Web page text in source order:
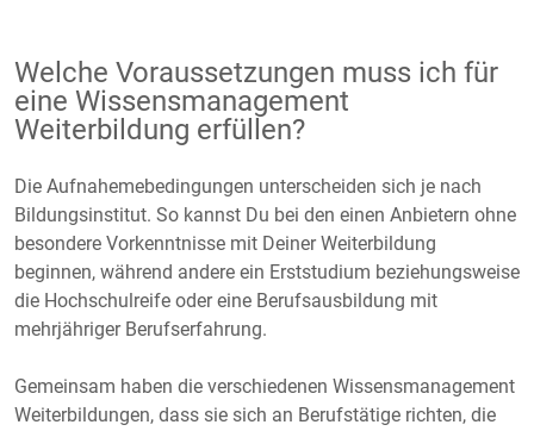
Welche Voraussetzungen muss ich für
eine Wissensmanagement
Weiterbildung erfüllen?
Die Aufnahemebedingungen unterscheiden sich je nach
Bildungsinstitut. So kannst Du bei den einen Anbietern ohne
besondere Vorkenntnisse mit Deiner Weiterbildung
beginnen, während andere ein Erststudium beziehungsweise
die Hochschulreife oder eine Berufsausbildung mit
mehrjähriger Berufserfahrung.
Gemeinsam haben die verschiedenen Wissensmanagement
Weiterbildungen, dass sie sich an Berufstätige richten, die